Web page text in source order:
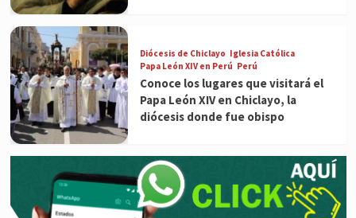
Diócesis de Chiclayo Iglesia Católica
Papa León XIV en Perú Perú
Conoce los lugares que visitará el
Papa León XIV en Chiclayo, la
diócesis donde fue obispo